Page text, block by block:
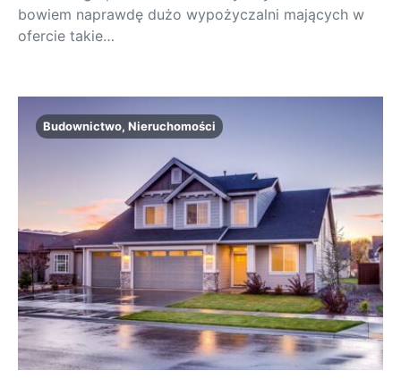
bowiem naprawdę dużo wypożyczalni mających w
ofercie takie…
Budownictwo, Nieruchomości